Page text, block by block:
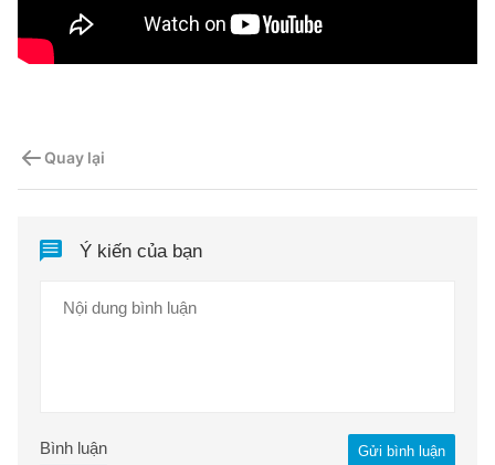
Quay lại
Ý kiến của bạn
Gửi bình luận
Bình luận